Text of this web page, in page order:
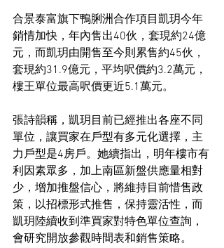
合景泰富旗下鴨脷洲合作項目凱玥今年
銷情加快，年內售出40伙，套現約24億
元，而凱玥由開售至今則累售約45伙，
套現約31.9億元，平均呎價約3.2萬元，
樓王單位最高呎價更近5.1萬元。
張詩韻稱，凱玥目前已經推出各座不同
單位，讓買家在戶型有多元化選擇，主
力戶型是4房戶。她續指出，明年樓市有
利因素眾多，加上南區新盤供應量相對
少，增加推盤信心，將維持目前惜售政
策，以招標形式推售，保持靈活性，而
凱玥陸續收到準買家對特色單位查詢，
會研究開放參觀時間表和銷售策略。